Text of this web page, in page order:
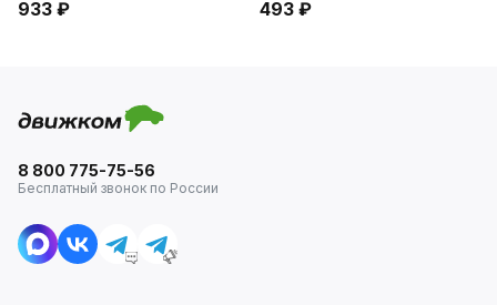
933 ₽ 493 ₽
8 800 775-75-56
Бесплатный звонок по России